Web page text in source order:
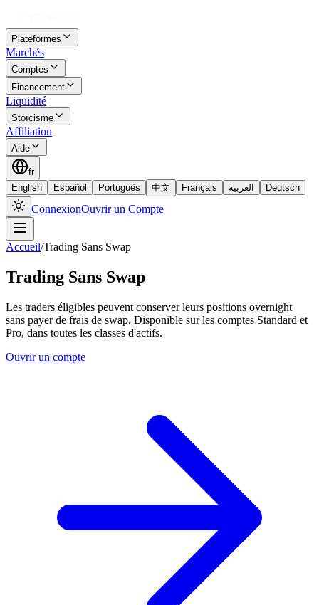
Plateformes
Marchés
Comptes
Financement
Liquidité
Stoïcisme
Affiliation
Aide
fr
English
Español Português 中文 Français العربية Deutsch
ConnexionOuvrir un Compte
Accueil/Trading Sans Swap
Trading Sans Swap
Les traders éligibles peuvent conserver leurs positions overnight
sans payer de frais de swap. Disponible sur les comptes Standard et
Pro, dans toutes les classes d'actifs.
Ouvrir un compte